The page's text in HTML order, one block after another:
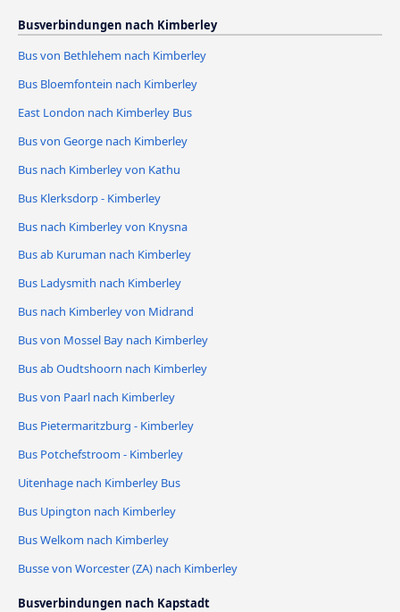
Busverbindungen nach Kimberley
Bus von Bethlehem nach Kimberley
Bus Bloemfontein nach Kimberley
East London nach Kimberley Bus
Bus von George nach Kimberley
Bus nach Kimberley von Kathu
Bus Klerksdorp - Kimberley
Bus nach Kimberley von Knysna
Bus ab Kuruman nach Kimberley
Bus Ladysmith nach Kimberley
Bus nach Kimberley von Midrand
Bus von Mossel Bay nach Kimberley
Bus ab Oudtshoorn nach Kimberley
Bus von Paarl nach Kimberley
Bus Pietermaritzburg - Kimberley
Bus Potchefstroom - Kimberley
Uitenhage nach Kimberley Bus
Bus Upington nach Kimberley
Bus Welkom nach Kimberley
Busse von Worcester (ZA) nach Kimberley
Busverbindungen nach Kapstadt